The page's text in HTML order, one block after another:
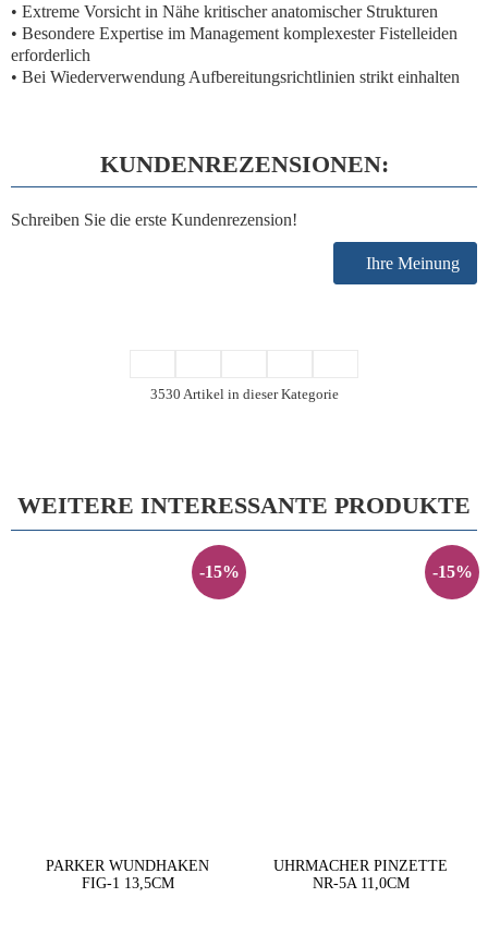
• Extreme Vorsicht in Nähe kritischer anatomischer Strukturen
• Besondere Expertise im Management komplexester Fistelleiden
erforderlich
• Bei Wiederverwendung Aufbereitungsrichtlinien strikt einhalten
KUNDENREZENSIONEN:
Schreiben Sie die erste Kundenrezension!
Ihre Meinung
3530 Artikel in dieser Kategorie
WEITERE INTERESSANTE PRODUKTE
-15%
PARKER WUNDHAKEN
FIG-1 13,5CM
-15%
UHRMACHER PINZETTE
NR-5A 11,0CM